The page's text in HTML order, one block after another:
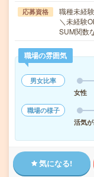
応募資格
職種未経
＼未経験
SUM関数
職場の雰囲気
男女比率
女性
職場の様子
活気
気になる!